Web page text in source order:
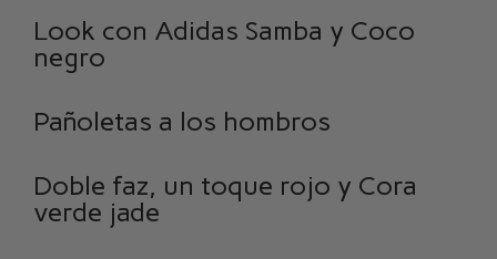
Look con Adidas Samba y Coco
negro
Pañoletas a los hombros
Doble faz, un toque rojo y Cora
verde jade